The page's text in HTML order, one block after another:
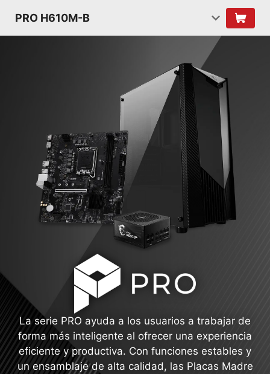
PRO H610M-B
La serie PRO ayuda a los usuarios a trabajar de
forma más inteligente al ofrecer una experiencia
eficiente y productiva. Con funciones estables y
un ensamblaje de alta calidad, las Placas Madre